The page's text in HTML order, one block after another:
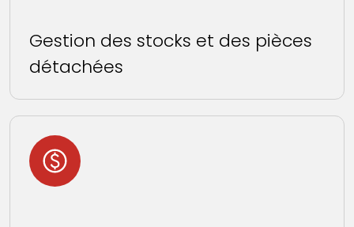
Gestion des stocks et des pièces
détachées